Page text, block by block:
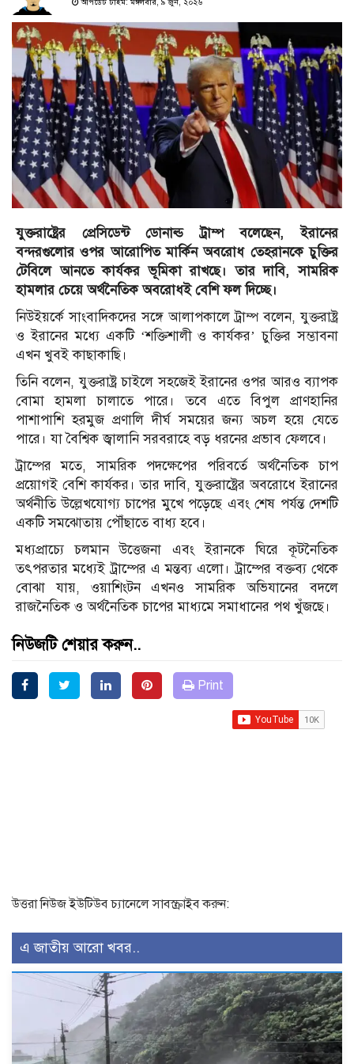
আপডেট টাইম: মঙ্গলবার, ৯ জুন, ২০২৬
যুক্তরাষ্ট্রের প্রেসিডেন্ট ডোনাল্ড ট্রাম্প বলেছেন, ইরানের
বন্দরগুলোর ওপর আরোপিত মার্কিন অবরোধ তেহরানকে চুক্তির
টেবিলে আনতে কার্যকর ভূমিকা রাখছে। তার দাবি, সামরিক
হামলার চেয়ে অর্থনৈতিক অবরোধই বেশি ফল দিচ্ছে।
নিউইয়র্কে সাংবাদিকদের সঙ্গে আলাপকালে ট্রাম্প বলেন, যুক্তরাষ্ট্র
ও ইরানের মধ্যে একটি ‘শক্তিশালী ও কার্যকর’ চুক্তির সম্ভাবনা
এখন খুবই কাছাকাছি।
তিনি বলেন, যুক্তরাষ্ট্র চাইলে সহজেই ইরানের ওপর আরও ব্যাপক
বোমা হামলা চালাতে পারে। তবে এতে বিপুল প্রাণহানির
পাশাপাশি হরমুজ প্রণালি দীর্ঘ সময়ের জন্য অচল হয়ে যেতে
পারে। যা বৈশ্বিক জ্বালানি সরবরাহে বড় ধরনের প্রভাব ফেলবে।
ট্রাম্পের মতে, সামরিক পদক্ষেপের পরিবর্তে অর্থনৈতিক চাপ
প্রয়োগই বেশি কার্যকর। তার দাবি, যুক্তরাষ্ট্রের অবরোধে ইরানের
অর্থনীতি উল্লেখযোগ্য চাপের মুখে পড়েছে এবং শেষ পর্যন্ত দেশটি
একটি সমঝোতায় পৌঁছাতে বাধ্য হবে।
মধ্যপ্রাচ্যে চলমান উত্তেজনা এবং ইরানকে ঘিরে কূটনৈতিক
তৎপরতার মধ্যেই ট্রাম্পের এ মন্তব্য এলো। ট্রাম্পের বক্তব্য থেকে
বোঝা যায়, ওয়াশিংটন এখনও সামরিক অভিযানের বদলে
রাজনৈতিক ও অর্থনৈতিক চাপের মাধ্যমে সমাধানের পথ খুঁজছে।
নিউজটি শেয়ার করুন..
Print
উত্তরা নিউজ ইউটিউব চ্যানেলে সাবস্ক্রাইব করুন:
এ জাতীয় আরো খবর..